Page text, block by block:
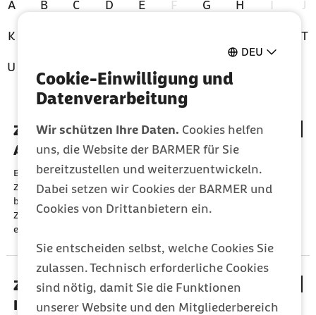
DEU
Cookie-Einwilligung und
Datenverarbeitung
Wir schützen Ihre Daten. Cookies helfen
uns, die Website der BARMER für Sie
bereitzustellen und weiterzuentwickeln.
Dabei setzen wir Cookies der BARMER und
Cookies von Drittanbietern ein.
Sie entscheiden selbst, welche Cookies Sie
zulassen. Technisch erforderliche Cookies
sind nötig, damit Sie die Funktionen
unserer Website und den Mitgliederbereich
A B C D E F G H I J
K T
U
Zur Zeit ausgewählt
Index für Buchstabe "Z"
Zahnbehandlung - Ihr Recht auf
Aufklärung über Alternativen
Bei Zahnbehandlungen – insbesondere bei der Versorgung mit
Zahnersatz – gibt es häufig Behandlungsalternativen. Daher
beinhaltet die Aufklärungspflicht der Zahnärztin/des
Zahnarztes auch die Benennung und Erläuterung
einschließlich der Vor- und Nachteile dieser Alternativen.
Zuschuss zum Zahnersatz - nutzen Sie
Ihren befundorientierten Festzuschuss